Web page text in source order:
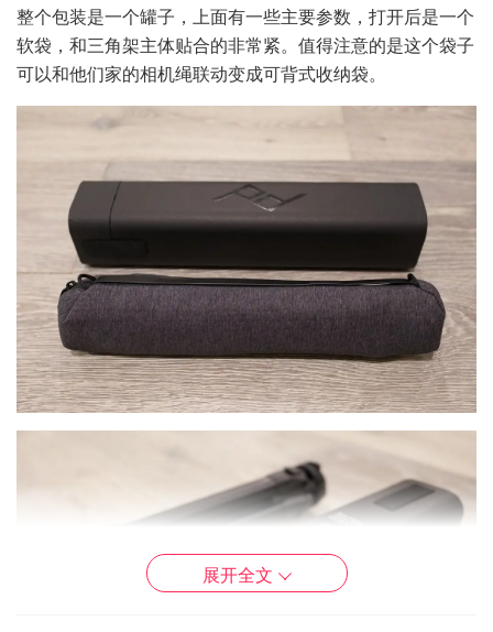
整个包装是一个罐子，上面有一些主要参数，打开后是一个
软袋，和三角架主体贴合的非常紧。值得注意的是这个袋子
可以和他们家的相机绳联动变成可背式收纳袋。
展开全文